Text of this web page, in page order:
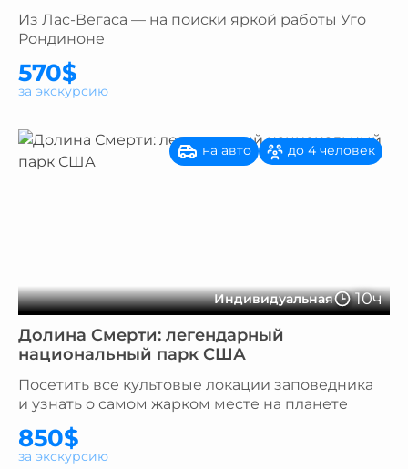
Из Лас-Вегаса — на поиски яркой работы Уго
Рондиноне
570$
за экскурсию
Индивидуальная 10ч
на авто до 4 человек
Долина Смерти: легендарный
национальный парк США
Посетить все культовые локации заповедника
и узнать о самом жарком месте на планете
850$
за экскурсию